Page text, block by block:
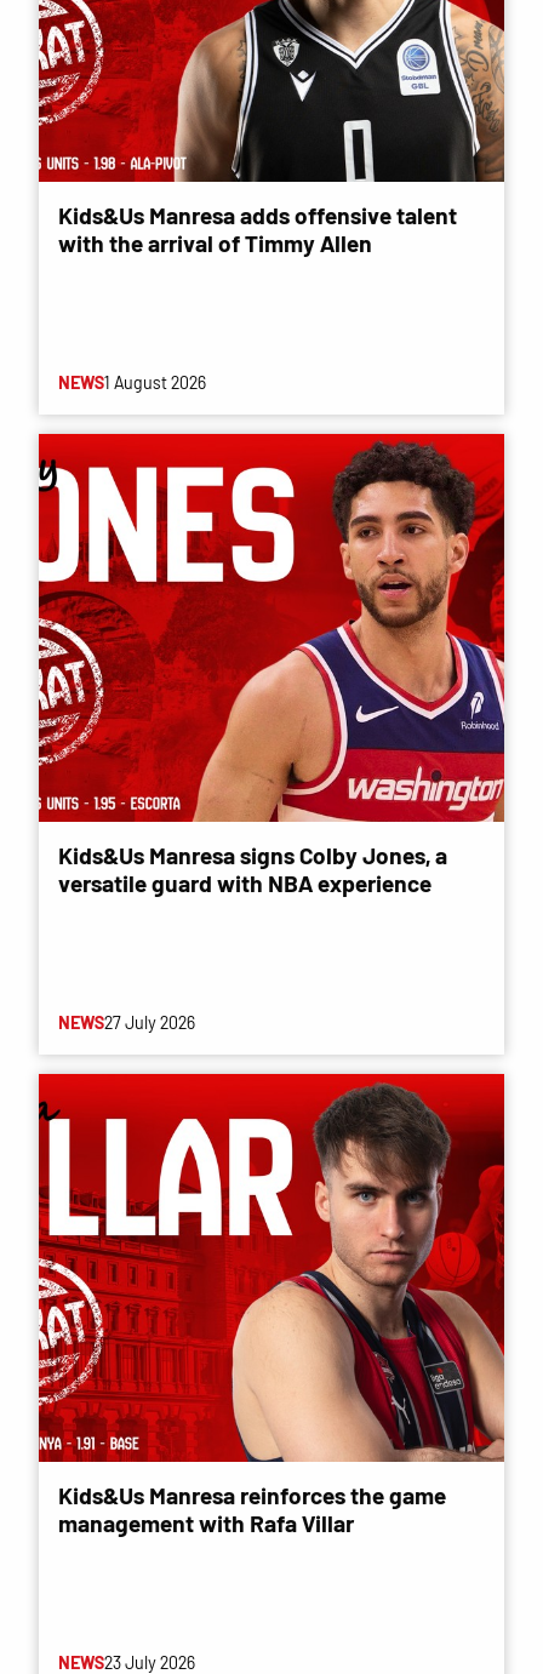
Kids&Us Manresa adds offensive talent
with the arrival of Timmy Allen
NEWS1 August 2026
Kids&Us Manresa signs Colby Jones, a
versatile guard with NBA experience
NEWS27 July 2026
Kids&Us Manresa reinforces the game
management with Rafa Villar
NEWS23 July 2026